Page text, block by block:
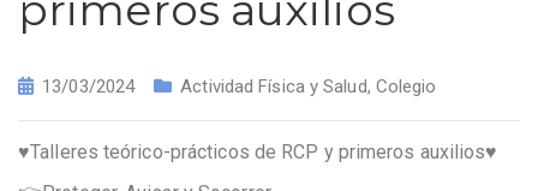
13/03/2024 Actividad Física y Salud, Colegio
♥️Talleres teórico-prácticos de RCP y primeros auxilios♥️